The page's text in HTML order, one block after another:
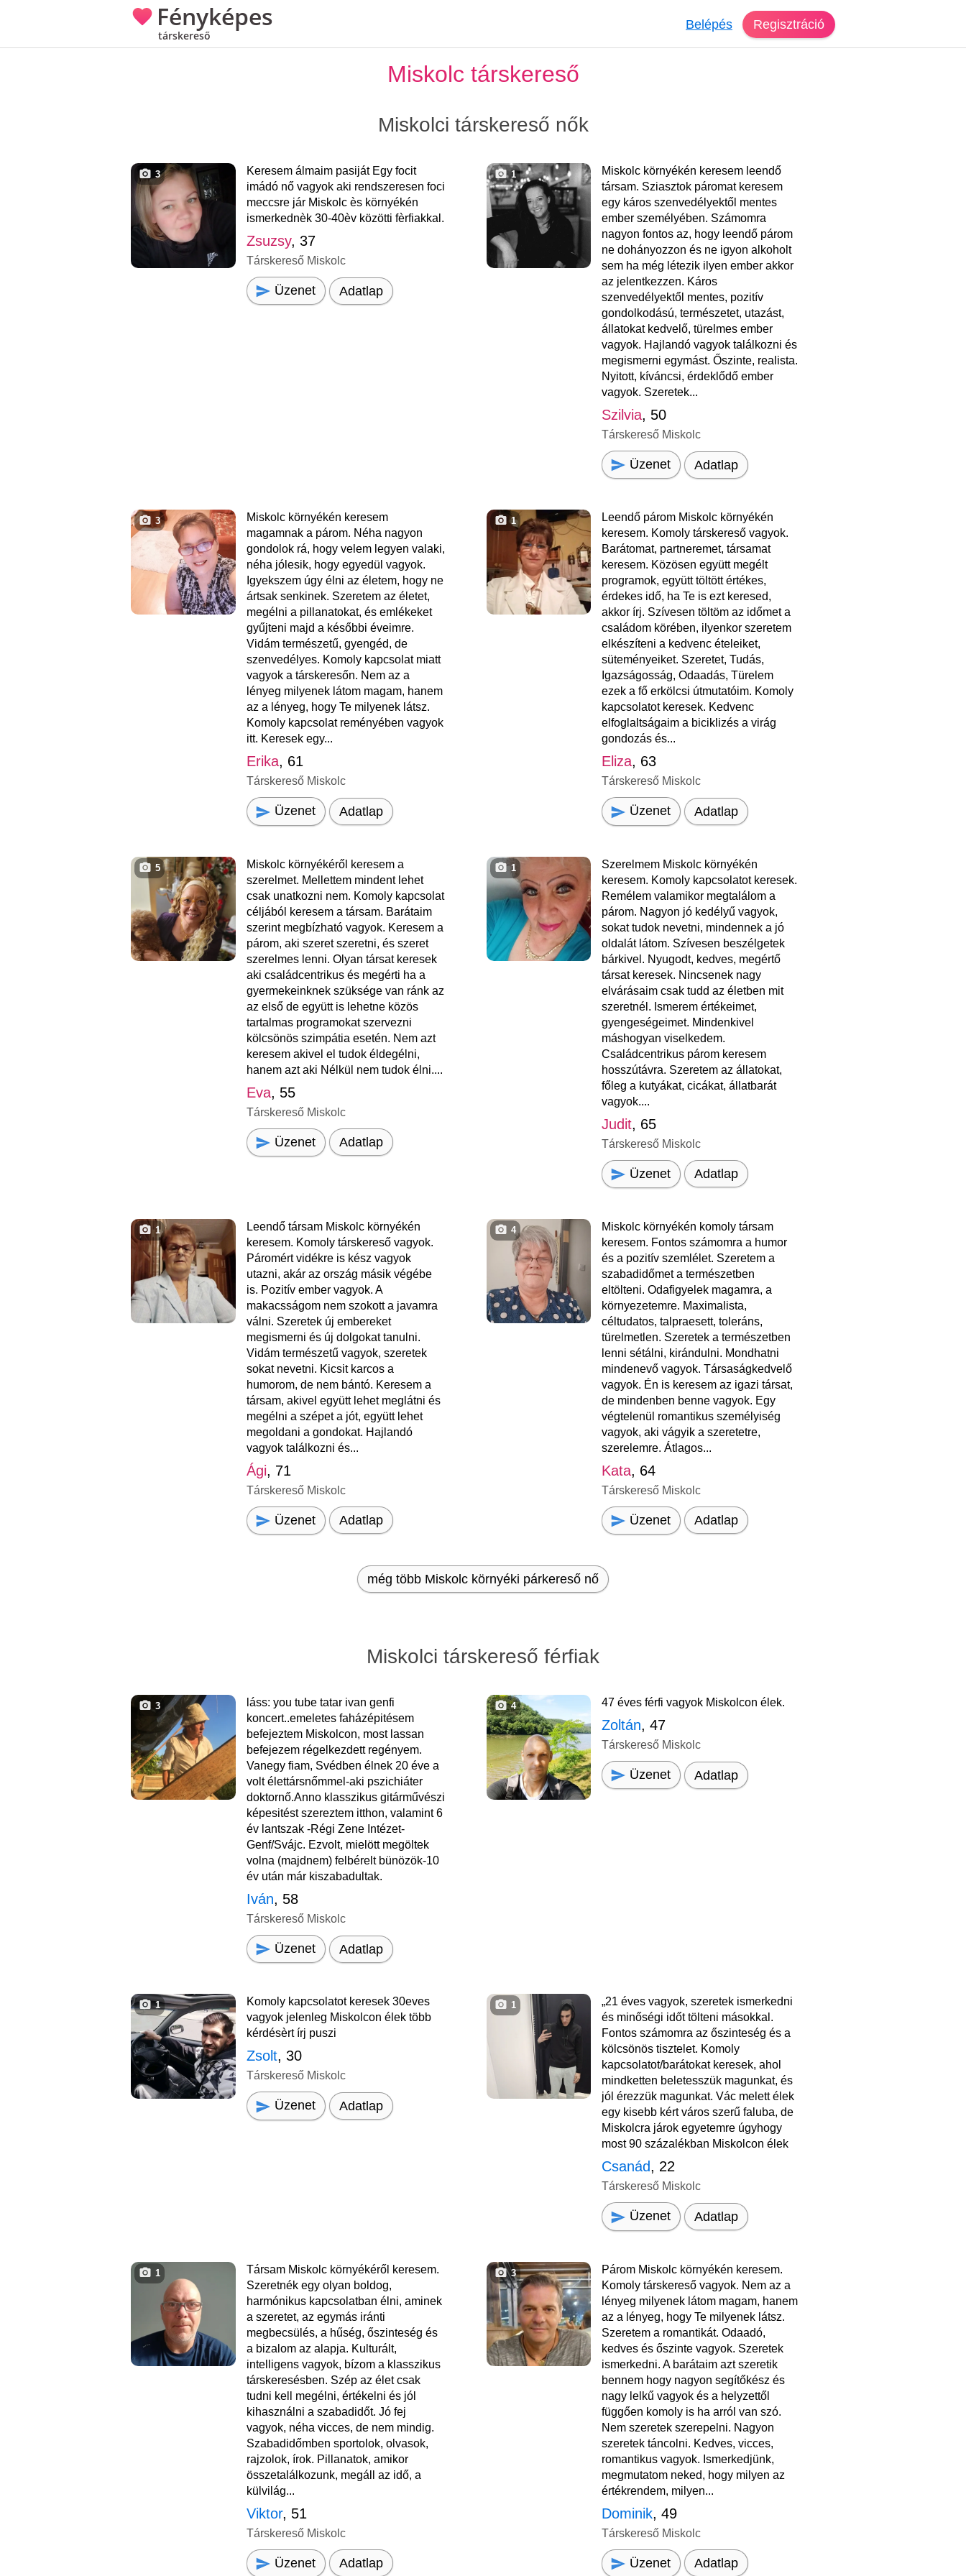
Fényképes
társkereső
Belépés Regisztráció
Miskolc társkereső
Miskolci társkereső nők
3
Keresem álmaim pasiját Egy focit
imádó nő vagyok aki rendszeresen foci
meccsre jár Miskolc ès környékén
ismerkednèk 30-40èv közötti fèrfiakkal.
Zsuzsy, 37
Társkereső Miskolc
Üzenet Adatlap
1
Miskolc környékén keresem leendő
társam. Sziasztok páromat keresem
egy káros szenvedélyektől mentes
ember személyében. Számomra
nagyon fontos az, hogy leendő párom
ne dohányozzon és ne igyon alkoholt
sem ha még létezik ilyen ember akkor
az jelentkezzen. Káros
szenvedélyektől mentes, pozitív
gondolkodású, természetet, utazást,
állatokat kedvelő, türelmes ember
vagyok. Hajlandó vagyok találkozni és
megismerni egymást. Őszinte, realista.
Nyitott, kíváncsi, érdeklődő ember
vagyok. Szeretek...
Szilvia, 50
Társkereső Miskolc
Üzenet Adatlap
3
Miskolc környékén keresem
magamnak a párom. Néha nagyon
gondolok rá, hogy velem legyen valaki,
néha jólesik, hogy egyedül vagyok.
Igyekszem úgy élni az életem, hogy ne
ártsak senkinek. Szeretem az életet,
megélni a pillanatokat, és emlékeket
gyűjteni majd a későbbi éveimre.
Vidám természetű, gyengéd, de
szenvedélyes. Komoly kapcsolat miatt
vagyok a társkeresőn. Nem az a
lényeg milyenek látom magam, hanem
az a lényeg, hogy Te milyenek látsz.
Komoly kapcsolat reményében vagyok
itt. Keresek egy...
Erika, 61
Társkereső Miskolc
Üzenet Adatlap
1
Leendő párom Miskolc környékén
keresem. Komoly társkereső vagyok.
Barátomat, partneremet, társamat
keresem. Közösen együtt megélt
programok, együtt töltött értékes,
érdekes idő, ha Te is ezt keresed,
akkor írj. Szívesen töltöm az időmet a
családom körében, ilyenkor szeretem
elkészíteni a kedvenc ételeiket,
süteményeiket. Szeretet, Tudás,
Igazságosság, Odaadás, Türelem
ezek a fő erkölcsi útmutatóim. Komoly
kapcsolatot keresek. Kedvenc
elfoglaltságaim a biciklizés a virág
gondozás és...
Eliza, 63
Társkereső Miskolc
Üzenet Adatlap
5
Miskolc környékéről keresem a
szerelmet. Mellettem mindent lehet
csak unatkozni nem. Komoly kapcsolat
céljából keresem a társam. Barátaim
szerint megbízható vagyok. Keresem a
párom, aki szeret szeretni, és szeret
szerelmes lenni. Olyan társat keresek
aki családcentrikus és megérti ha a
gyermekeinknek szüksége van ránk az
az első de együtt is lehetne közös
tartalmas programokat szervezni
kölcsönös szimpátia esetén. Nem azt
keresem akivel el tudok éldegélni,
hanem azt aki Nélkül nem tudok élni....
Eva, 55
Társkereső Miskolc
Üzenet Adatlap
1
Szerelmem Miskolc környékén
keresem. Komoly kapcsolatot keresek.
Remélem valamikor megtalálom a
párom. Nagyon jó kedélyű vagyok,
sokat tudok nevetni, mindennek a jó
oldalát látom. Szívesen beszélgetek
bárkivel. Nyugodt, kedves, megértő
társat keresek. Nincsenek nagy
elvárásaim csak tudd az életben mit
szeretnél. Ismerem értékeimet,
gyengeségeimet. Mindenkivel
máshogyan viselkedem.
Családcentrikus párom keresem
hosszútávra. Szeretem az állatokat,
főleg a kutyákat, cicákat, állatbarát
vagyok....
Judit, 65
Társkereső Miskolc
Üzenet Adatlap
1
Leendő társam Miskolc környékén
keresem. Komoly társkereső vagyok.
Páromért vidékre is kész vagyok
utazni, akár az ország másik végébe
is. Pozitív ember vagyok. A
makacsságom nem szokott a javamra
válni. Szeretek új embereket
megismerni és új dolgokat tanulni.
Vidám természetű vagyok, szeretek
sokat nevetni. Kicsit karcos a
humorom, de nem bántó. Keresem a
társam, akivel együtt lehet meglátni és
megélni a szépet a jót, együtt lehet
megoldani a gondokat. Hajlandó
vagyok találkozni és...
Ági, 71
Társkereső Miskolc
Üzenet Adatlap
4
Miskolc környékén komoly társam
keresem. Fontos számomra a humor
és a pozitív szemlélet. Szeretem a
szabadidőmet a természetben
eltölteni. Odafigyelek magamra, a
környezetemre. Maximalista,
céltudatos, talpraesett, toleráns,
türelmetlen. Szeretek a természetben
lenni sétálni, kirándulni. Mondhatni
mindenevő vagyok. Társaságkedvelő
vagyok. Én is keresem az igazi társat,
de mindenben benne vagyok. Egy
végtelenül romantikus személyiség
vagyok, aki vágyik a szeretetre,
szerelemre. Átlagos...
Kata, 64
Társkereső Miskolc
Üzenet Adatlap
még több Miskolc környéki párkereső nő
Miskolci társkereső férfiak
3
láss: you tube tatar ivan genfi
koncert..emeletes faházépitésem
befejeztem Miskolcon, most lassan
befejezem régelkezdett regényem.
Vanegy fiam, Svédben élnek 20 éve a
volt élettársnőmmel-aki pszichiáter
doktornő.Anno klasszikus gitárművészi
képesitést szereztem itthon, valamint 6
év lantszak -Régi Zene Intézet-
Genf/Svájc. Ezvolt, mielött megöltek
volna (majdnem) felbérelt bünözök-10
év után már kiszabadultak.
Iván, 58
Társkereső Miskolc
Üzenet Adatlap
4 47 éves férfi vagyok Miskolcon élek.
Zoltán, 47
Társkereső Miskolc
Üzenet Adatlap
1
Komoly kapcsolatot keresek 30eves
vagyok jelenleg Miskolcon élek több
kérdésèrt írj puszi
Zsolt, 30
Társkereső Miskolc
Üzenet Adatlap
1
„21 éves vagyok, szeretek ismerkedni
és minőségi időt tölteni másokkal.
Fontos számomra az őszinteség és a
kölcsönös tisztelet. Komoly
kapcsolatot/barátokat keresek, ahol
mindketten beletesszük magunkat, és
jól érezzük magunkat. Vác melett élek
egy kisebb kért város szerű faluba, de
Miskolcra járok egyetemre úgyhogy
most 90 százalékban Miskolcon élek
Csanád, 22
Társkereső Miskolc
Üzenet Adatlap
1
Társam Miskolc környékéről keresem.
Szeretnék egy olyan boldog,
harmónikus kapcsolatban élni, aminek
a szeretet, az egymás iránti
megbecsülés, a hűség, őszinteség és
a bizalom az alapja. Kulturált,
intelligens vagyok, bízom a klasszikus
társkeresésben. Szép az élet csak
tudni kell megélni, értékelni és jól
kihasználni a szabadidőt. Jó fej
vagyok, néha vicces, de nem mindig.
Szabadidőmben sportolok, olvasok,
rajzolok, írok. Pillanatok, amikor
összetalálkozunk, megáll az idő, a
külvilág...
Viktor, 51
Társkereső Miskolc
Üzenet Adatlap
3
Párom Miskolc környékén keresem.
Komoly társkereső vagyok. Nem az a
lényeg milyenek látom magam, hanem
az a lényeg, hogy Te milyenek látsz.
Szeretem a romantikát. Odaadó,
kedves és őszinte vagyok. Szeretek
ismerkedni. A barátaim azt szeretik
bennem hogy nagyon segítőkész és
nagy lelkű vagyok és a helyzettől
függően komoly is ha arról van szó.
Nem szeretek szerepelni. Nagyon
szeretek táncolni. Kedves, vicces,
romantikus vagyok. Ismerkedjünk,
megmutatom neked, hogy milyen az
értékrendem, milyen...
Dominik, 49
Társkereső Miskolc
Üzenet Adatlap